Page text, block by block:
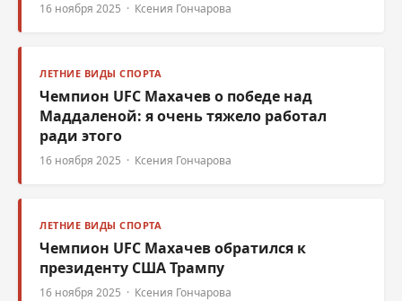
16 ноября 2025 · Ксения Гончарова
ЛЕТНИЕ ВИДЫ СПОРТА
Чемпион UFC Махачев о победе над
Маддаленой: я очень тяжело работал
ради этого
16 ноября 2025 · Ксения Гончарова
ЛЕТНИЕ ВИДЫ СПОРТА
Чемпион UFC Махачев обратился к
президенту США Трампу
16 ноября 2025 · Ксения Гончарова